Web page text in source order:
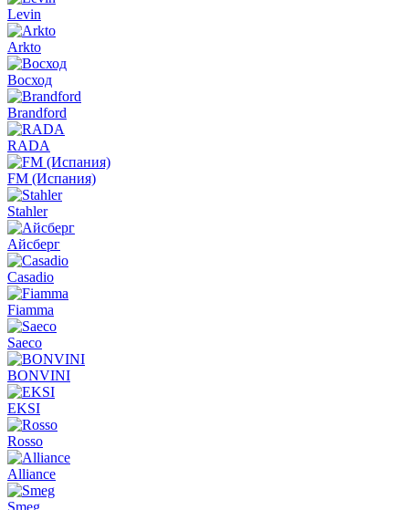
Levin
Arkto
Восход
Brandford
RADA
FM (Испания)
Stahler
Айсберг
Casadio
Fiamma
Saeco
BONVINI
EKSI
Rosso
Alliance
Smeg